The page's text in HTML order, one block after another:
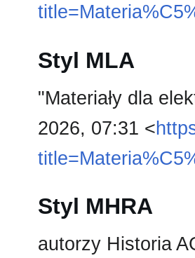
Styl MLA
"Materiały dla
2026, 07:31 <
Styl MHRA
autorzy Historia